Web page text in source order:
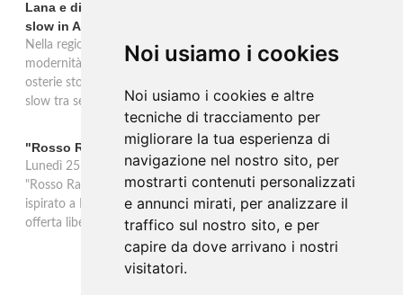
Noi usiamo i cookies
Noi usiamo i cookies e altre
tecniche di tracciamento per
migliorare la tua esperienza di
navigazione nel nostro sito, per
mostrarti contenuti personalizzati
e annunci mirati, per analizzare il
traffico sul nostro sito, e per
capire da dove arrivano i nostri
visitatori.
Lana e dintorni: Törggelen, vini d'eccellenza e vacanze
slow in Alto Adige
Nella regione di Lana in Alto Adige tradizione contadina e
modernità si fondono in un'esperienza autentica. Törggelen nelle
osterie storiche, vini da antiche tradizioni vitivinicole e vacanze
slow tra sentieri delle rogge e produttori locali.
"Rosso Rame" in scena a Collepasso il 25 agosto
Lunedì 25 agosto al Palazzo Baronale di Collepasso va in scena
"Rosso Rame", spettacolo di Mary Negro e Gabriele Polimeno
ispirato a Dario Fo e Franca Rame. Ingresso con prenotazione e
offerta libera alle ore 21.